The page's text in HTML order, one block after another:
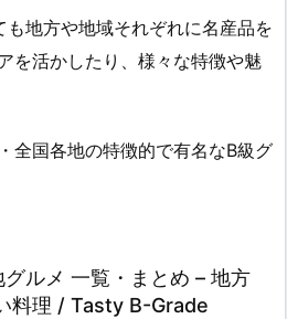
地方や地域それぞれに名産品を
を活かしたり、様々な特徴や魅
全国各地の特徴的で有名なB級グ
ルメ 一覧・まとめ – 地方
料理 / Tasty B-Grade